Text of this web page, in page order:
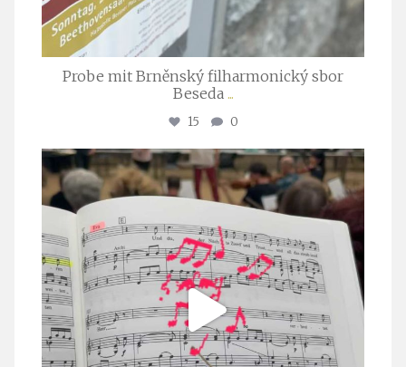
Probe mit Brněnský filharmonický sbor
Beseda ...
15 0
stuttgarter_oratorienchor
Juli 23